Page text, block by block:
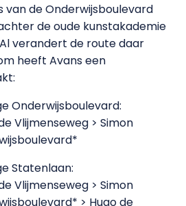
van de Onderwijsboulevard
de oude kunstakademie
verandert de route daar
heeft Avans een
Onderwijsboulevard:
Vlijmenseweg > Simon
Statenlaan:
Vlijmenseweg > Simon
> Hugo de